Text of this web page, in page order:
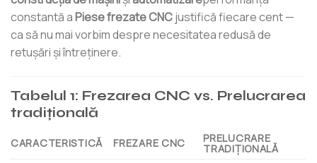
constantă aPiese frezate CNCjustifică fiecare cent —
ca să nu mai vorbim despre necesitatea redusă de
retușări și întreținere.
Tabelul 1: Frezarea CNC vs. Prelucrarea
tradițională
CARACTERISTICĂ FREZARE CNC PRELUCRARE
TRADIȚIONALĂ